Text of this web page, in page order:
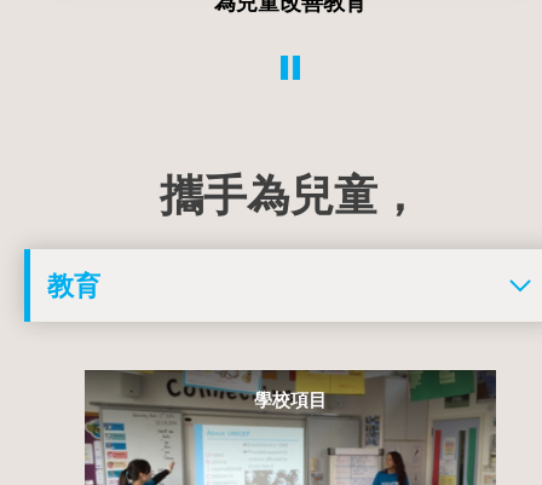
攜手為兒童，
青年項目